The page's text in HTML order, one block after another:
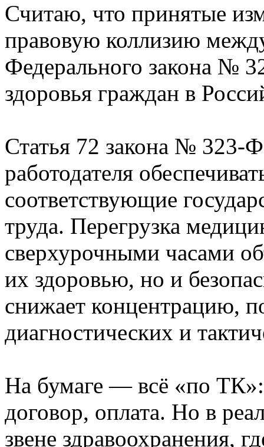
Считаю, что принятые
правовую коллизию
Федерального закона №
здоровья граждан в
Статья 72 закона № 323-
работодателя
соответствующие
труда. Перегрузка
сверхурочными часами
их здоровью, но и
снижает концентрацию,
диагностических и
На бумаге — всё «по ТК»:
договор, оплата. Но в
звене здравоохранения,